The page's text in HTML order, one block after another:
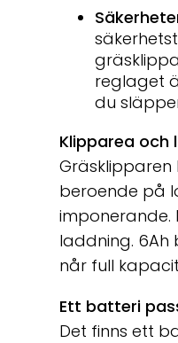
reglaget
du
Klipparea och
Gräsklipparen
beroende på
laddning.
når full
Ett batteri
Det finns ett